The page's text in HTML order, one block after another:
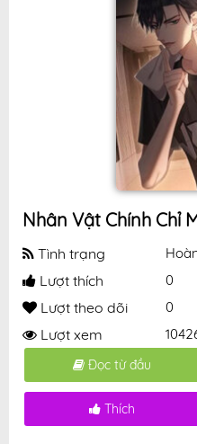
Nhân Vật Chính Chỉ
Tình trạng
Lượt thích 0
Lượt theo dõi 0
Lượt xem
Đọc từ đầu
Thích